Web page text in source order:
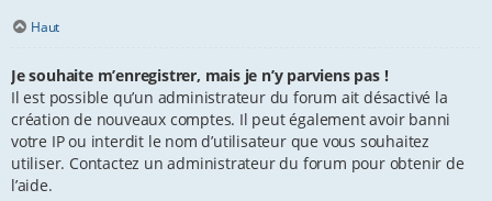
Haut
Je souhaite m’enregistrer, mais je n’y parviens pas !
Il est possible qu’un administrateur du forum ait désactivé la
création de nouveaux comptes. Il peut également avoir banni
votre IP ou interdit le nom d’utilisateur que vous souhaitez
utiliser. Contactez un administrateur du forum pour obtenir de
l’aide.